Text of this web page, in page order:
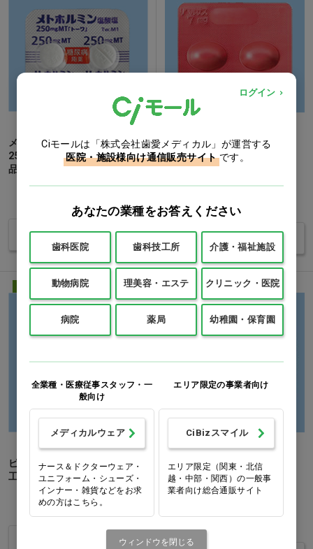
メトホルミン塩酸塩錠
250mgMT「トーワ」[東和薬
品] 100錠…他
バリエーションを見る
リベルサス錠［ノボノルディ
スクファーマ］ 7mg…他
医療用医薬品
ピオグリタゾンOD錠「日医
工」 30mg 100錠…他
価格：ログイン後表示
バリエーションを見る
医療用医薬品
メトホルミン塩酸塩錠MT
「TCK」 500mg…他
1箱(100錠)
ログイン
Ciモールは「株式会社歯愛メディカル」が運営する
医院・施設様向け通信販売サイト です。
あなたの業種をお答えください
歯科医院 歯科技工所 介護・福祉施設
動物病院 理美容・エステ クリニック・医院
病院 薬局 幼稚園・保育園
全業種・医療従事スタッフ・一
般向け
メディカルウェア
ナース＆ドクターウェア・
ユニフォーム・シューズ・
インナー・雑貨などをお求
めの方はこちら。
エリア限定の事業者向け
CiBizスマイル
エリア限定（関東・北信
越・中部・関西）の一般事
業者向け総合通販サイト
ウィンドウを閉じる